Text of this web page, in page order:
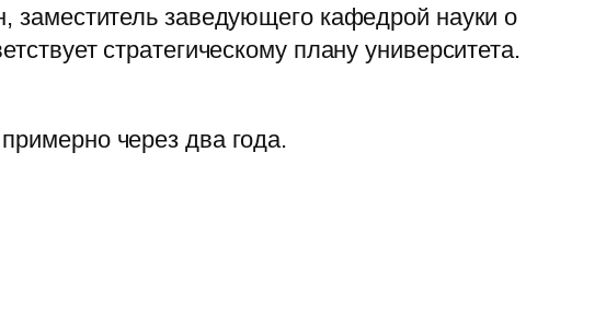
заведующего кафедрой науки о
стратегическому плану университета.
через два года.